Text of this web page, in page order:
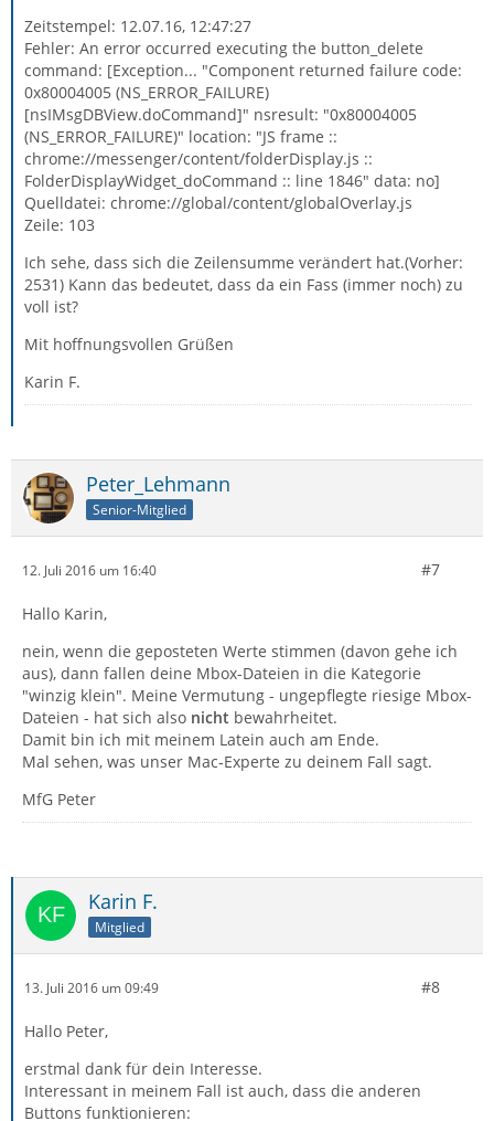
Zeitstempel: 12.07.16, 12:47:27
Fehler: An error occurred executing the button_delete
command: [Exception... "Component returned failure code:
0x80004005 (NS_ERROR_FAILURE)
[nsIMsgDBView.doCommand]" nsresult: "0x80004005
(NS_ERROR_FAILURE)" location: "JS frame ::
chrome://messenger/content/folderDisplay.js ::
FolderDisplayWidget_doCommand :: line 1846" data: no]
Quelldatei: chrome://global/content/globalOverlay.js
Zeile: 103
Ich sehe, dass sich die Zeilensumme verändert hat.(Vorher:
2531) Kann das bedeutet, dass da ein Fass (immer noch) zu
voll ist?
Mit hoffnungsvollen Grüßen
Karin F.
Peter_Lehmann
Senior-Mitglied
12. Juli 2016 um 16:40 #7
Hallo Karin,
nein, wenn die geposteten Werte stimmen (davon gehe ich
aus), dann fallen deine Mbox-Dateien in die Kategorie
"winzig klein". Meine Vermutung - ungepflegte riesige Mbox-
Dateien - hat sich also nicht bewahrheitet.
Damit bin ich mit meinem Latein auch am Ende.
Mal sehen, was unser Mac-Experte zu deinem Fall sagt.
MfG Peter
Karin F.
Mitglied
13. Juli 2016 um 09:49 #8
Hallo Peter,
erstmal dank für dein Interesse.
Interessant in meinem Fall ist auch, dass die anderen
Buttons funktionieren: